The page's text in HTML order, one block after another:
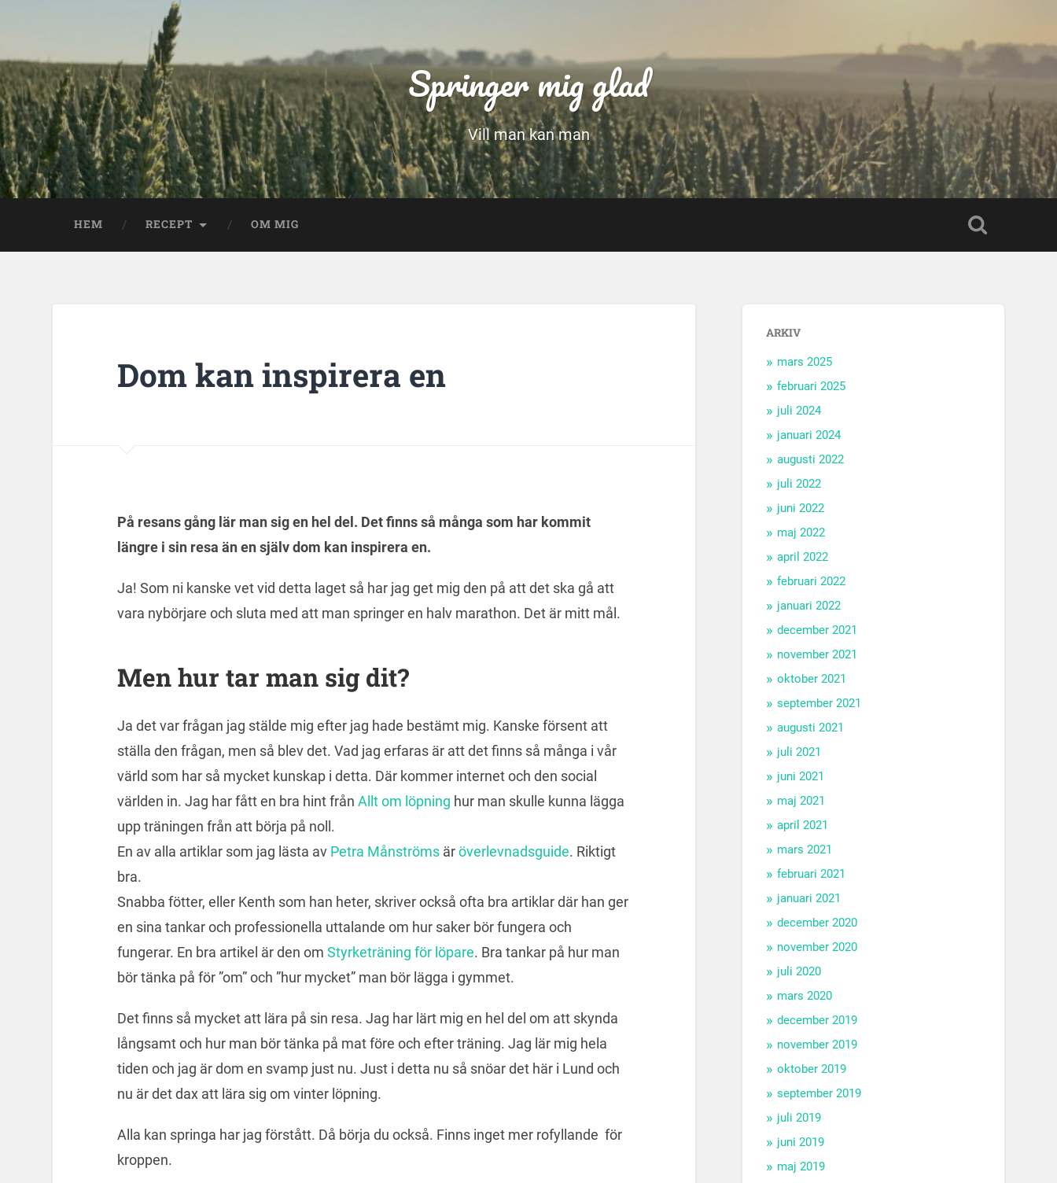
Springer mig glad
Vill man kan man
HEM RECEPT OM MIG
Dom kan inspirera en
På resans gång lär man sig en hel del. Det finns så många som har kommit
längre i sin resa än en själv dom kan inspirera en.
Ja! Som ni kanske vet vid detta laget så har jag get mig den på att det ska gå att
vara nybörjare och sluta med att man springer en halv marathon. Det är mitt mål.
Men hur tar man sig dit?
Ja det var frågan jag stälde mig efter jag hade bestämt mig. Kanske försent att
ställa den frågan, men så blev det. Vad jag erfaras är att det finns så många i vår
värld som har så mycket kunskap i detta. Där kommer internet och den social
världen in. Jag har fått en bra hint från Allt om löpning hur man skulle kunna lägga
upp träningen från att börja på noll.
En av alla artiklar som jag lästa av Petra Månströmsäröverlevnadsguide. Riktigt
bra.
Snabba fötter, eller Kenth som han heter, skriver också ofta bra artiklar där han ger
en sina tankar och professionella uttalande om hur saker bör fungera och
fungerar. En bra artikel är den om Styrketräning för löpare. Bra tankar på hur man
bör tänka på för ”om” och ”hur mycket” man bör lägga i gymmet.
Det finns så mycket att lära på sin resa. Jag har lärt mig en hel del om att skynda
långsamt och hur man bör tänka på mat före och efter träning. Jag lär mig hela
tiden och jag är dom en svamp just nu. Just i detta nu så snöar det här i Lund och
nu är det dax att lära sig om vinter löpning.
Alla kan springa har jag förstått. Då börja du också. Finns inget mer rofyllande för
kroppen.
ARKIV
mars 2025
februari 2025
juli 2024
januari 2024
augusti 2022
juli 2022
juni 2022
maj 2022
april 2022
februari 2022
januari 2022
december 2021
november 2021
oktober 2021
september 2021
augusti 2021
juli 2021
juni 2021
maj 2021
april 2021
mars 2021
februari 2021
januari 2021
december 2020
november 2020
juli 2020
mars 2020
december 2019
november 2019
oktober 2019
september 2019
juli 2019
juni 2019
maj 2019